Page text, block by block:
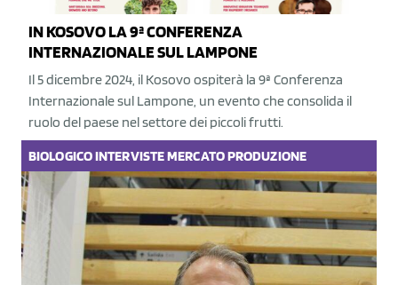
IN KOSOVO LA 9ª CONFERENZA
INTERNAZIONALE SUL LAMPONE
Il 5 dicembre 2024, il Kosovo ospiterà la 9ª Conferenza
Internazionale sul Lampone, un evento che consolida il
ruolo del paese nel settore dei piccoli frutti.
BIOLOGICOINTERVISTEMERCATOPRODUZIONE